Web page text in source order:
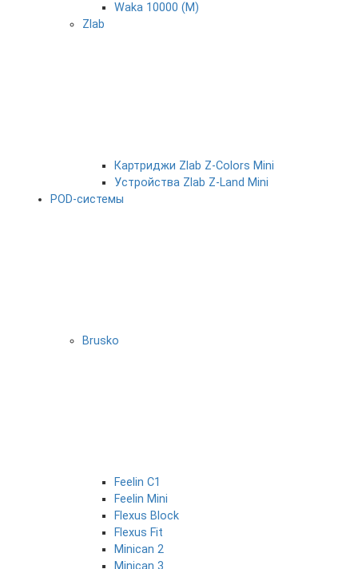
Waka 10000 (М)
Zlab
Картриджи Zlab Z-Colors Mini
Устройства Zlab Z-Land Mini
POD-системы
Brusko
Feelin C1
Feelin Mini
Flexus Block
Flexus Fit
Minican 2